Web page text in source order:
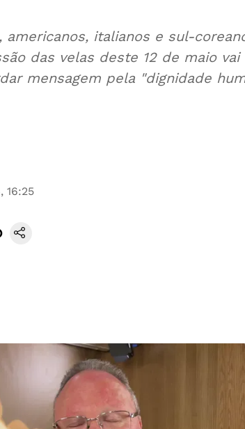
americanos, italianos e sul-
das velas deste 12 de maio
mensagem pela "dignidade
16:25